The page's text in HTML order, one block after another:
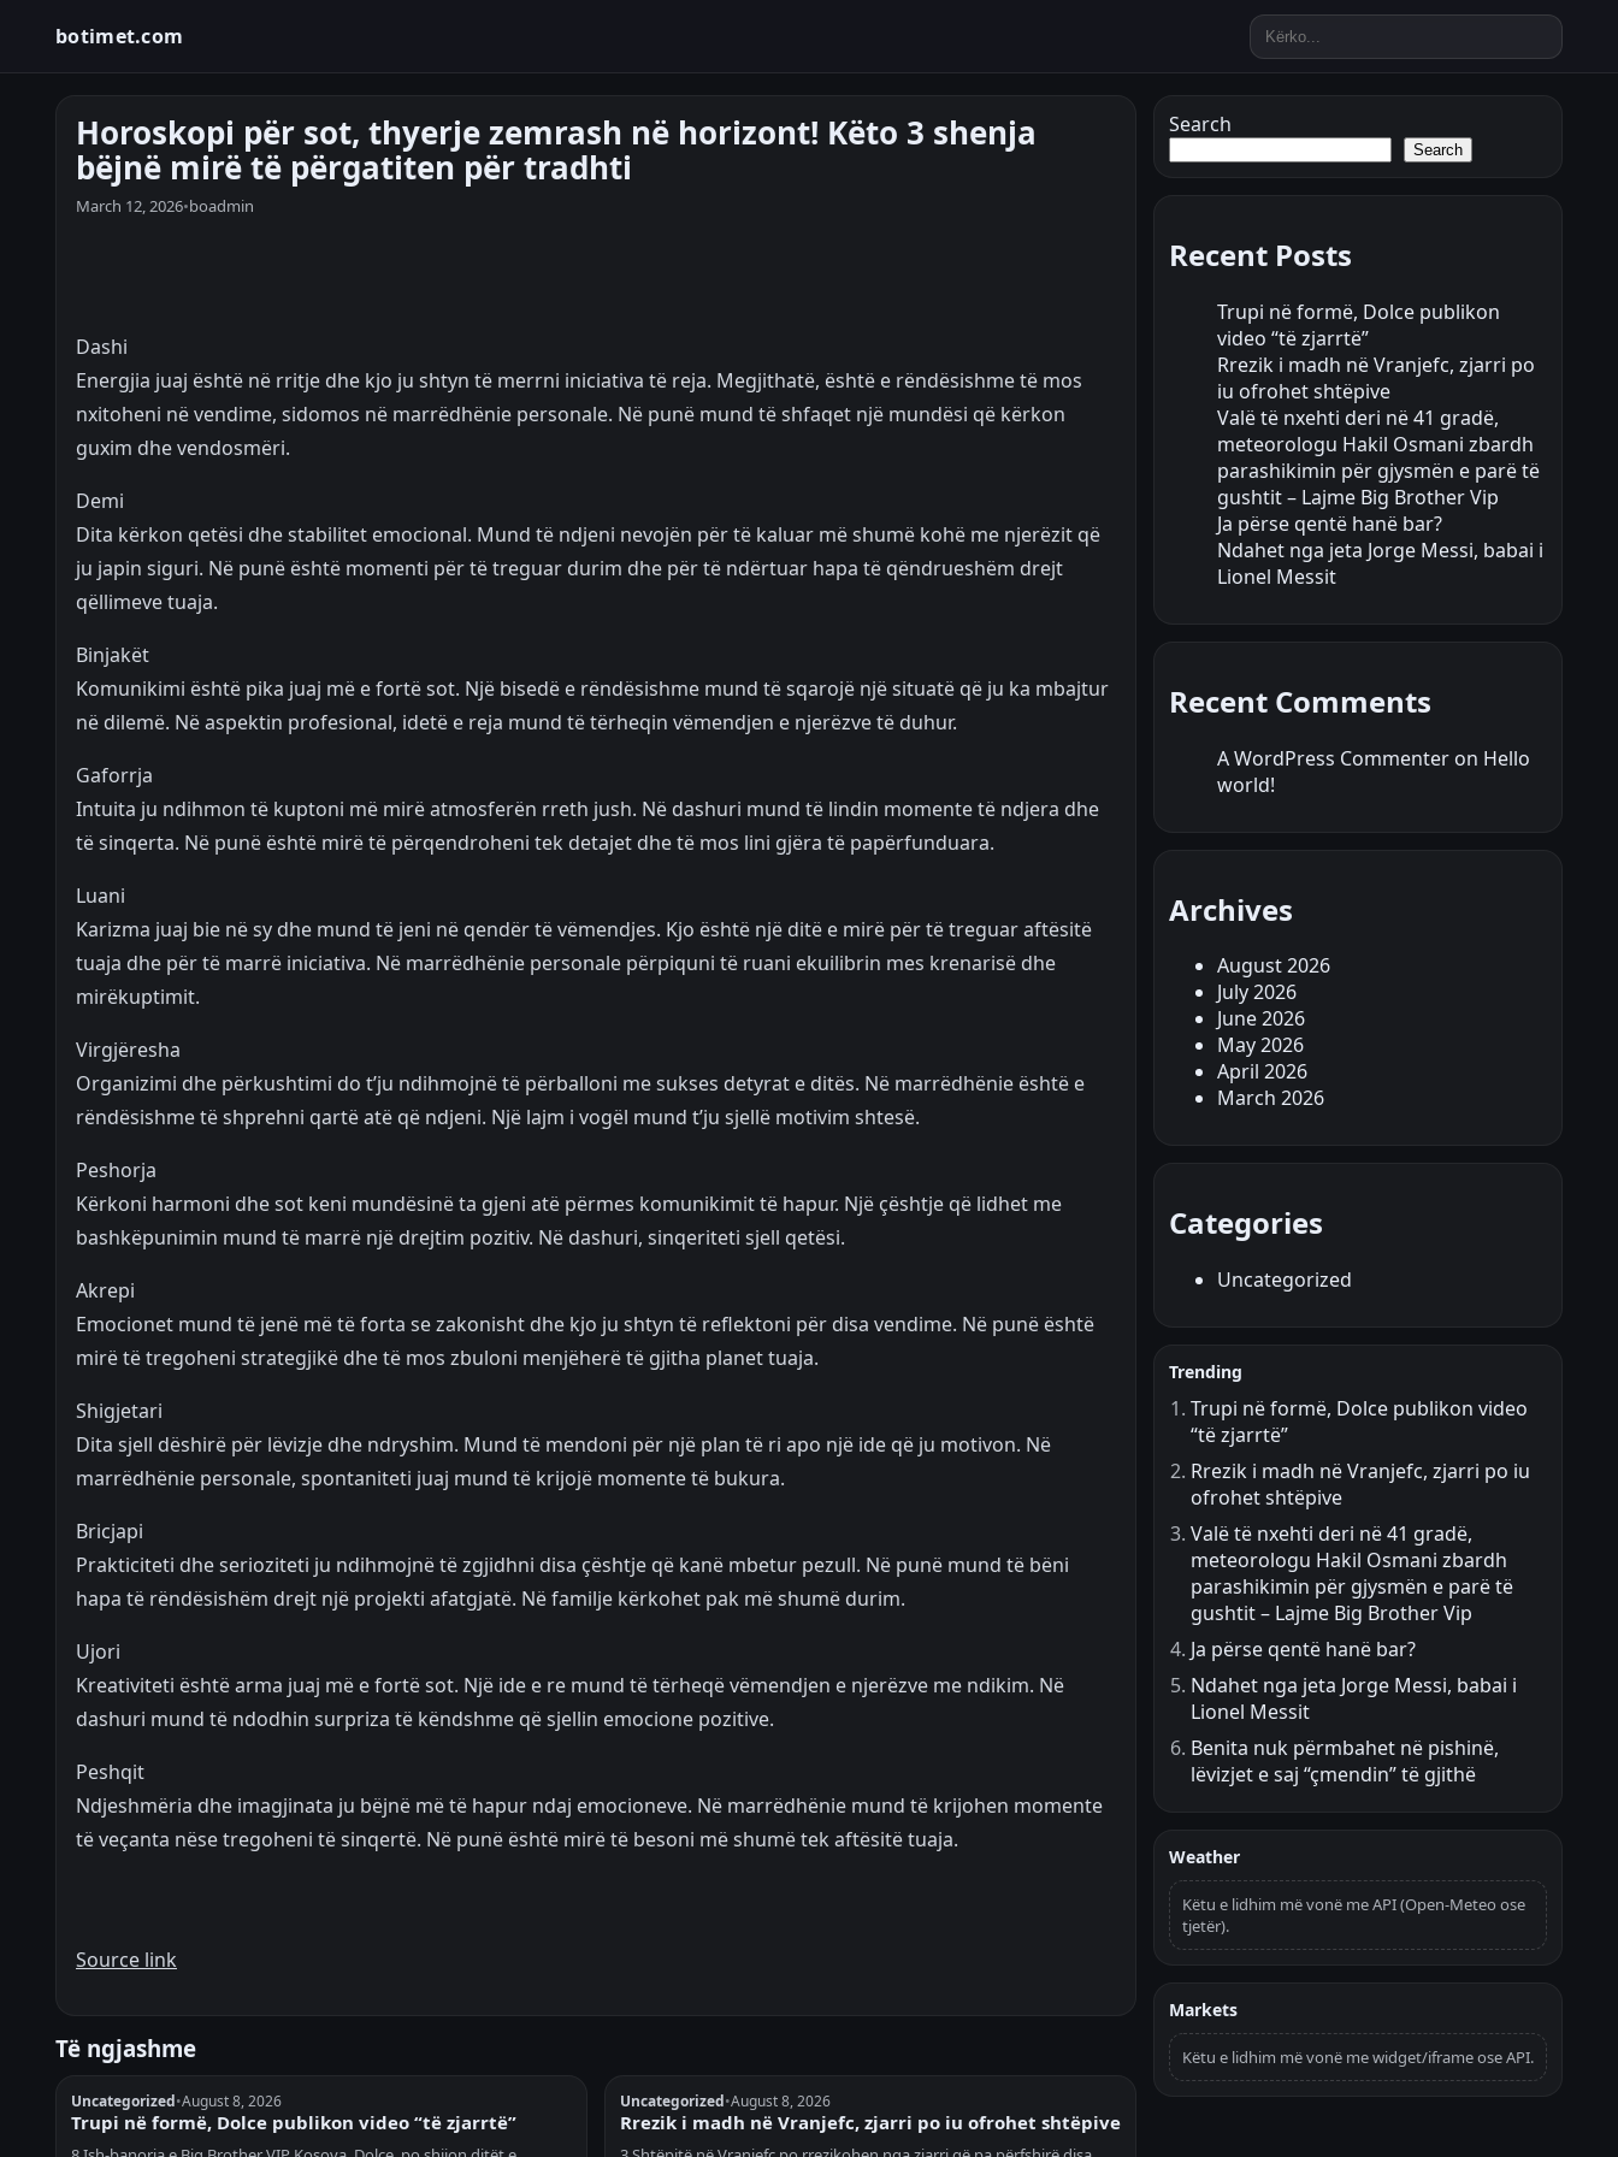
botimet.com
Horoskopi për sot, thyerje zemrash në horizont! Këto 3 shenja
bëjnë mirë të përgatiten për tradhti
March 12, 2026•boadmin
Dashi
Energjia juaj është në rritje dhe kjo ju shtyn të merrni iniciativa të reja. Megjithatë, është e rëndësishme të mos
nxitoheni në vendime, sidomos në marrëdhënie personale. Në punë mund të shfaqet një mundësi që kërkon
guxim dhe vendosmëri.
Demi
Dita kërkon qetësi dhe stabilitet emocional. Mund të ndjeni nevojën për të kaluar më shumë kohë me njerëzit që
ju japin siguri. Në punë është momenti për të treguar durim dhe për të ndërtuar hapa të qëndrueshëm drejt
qëllimeve tuaja.
Binjakët
Komunikimi është pika juaj më e fortë sot. Një bisedë e rëndësishme mund të sqarojë një situatë që ju ka mbajtur
në dilemë. Në aspektin profesional, idetë e reja mund të tërheqin vëmendjen e njerëzve të duhur.
Gaforrja
Intuita ju ndihmon të kuptoni më mirë atmosferën rreth jush. Në dashuri mund të lindin momente të ndjera dhe
të sinqerta. Në punë është mirë të përqendroheni tek detajet dhe të mos lini gjëra të papërfunduara.
Luani
Karizma juaj bie në sy dhe mund të jeni në qendër të vëmendjes. Kjo është një ditë e mirë për të treguar aftësitë
tuaja dhe për të marrë iniciativa. Në marrëdhënie personale përpiquni të ruani ekuilibrin mes krenarisë dhe
mirëkuptimit.
Virgjëresha
Organizimi dhe përkushtimi do t’ju ndihmojnë të përballoni me sukses detyrat e ditës. Në marrëdhënie është e
rëndësishme të shprehni qartë atë që ndjeni. Një lajm i vogël mund t’ju sjellë motivim shtesë.
Peshorja
Kërkoni harmoni dhe sot keni mundësinë ta gjeni atë përmes komunikimit të hapur. Një çështje që lidhet me
bashkëpunimin mund të marrë një drejtim pozitiv. Në dashuri, sinqeriteti sjell qetësi.
Akrepi
Emocionet mund të jenë më të forta se zakonisht dhe kjo ju shtyn të reflektoni për disa vendime. Në punë është
mirë të tregoheni strategjikë dhe të mos zbuloni menjëherë të gjitha planet tuaja.
Shigjetari
Dita sjell dëshirë për lëvizje dhe ndryshim. Mund të mendoni për një plan të ri apo një ide që ju motivon. Në
marrëdhënie personale, spontaniteti juaj mund të krijojë momente të bukura.
Bricjapi
Prakticiteti dhe serioziteti ju ndihmojnë të zgjidhni disa çështje që kanë mbetur pezull. Në punë mund të bëni
hapa të rëndësishëm drejt një projekti afatgjatë. Në familje kërkohet pak më shumë durim.
Ujori
Kreativiteti është arma juaj më e fortë sot. Një ide e re mund të tërheqë vëmendjen e njerëzve me ndikim. Në
dashuri mund të ndodhin surpriza të këndshme që sjellin emocione pozitive.
Peshqit
Ndjeshmëria dhe imagjinata ju bëjnë më të hapur ndaj emocioneve. Në marrëdhënie mund të krijohen momente
të veçanta nëse tregoheni të sinqertë. Në punë është mirë të besoni më shumë tek aftësitë tuaja.
Source link
Të ngjashme
Uncategorized•August 8, 2026
Trupi në formë, Dolce publikon video “të zjarrtë”
Uncategorized•August 8, 2026
Rrezik i madh në Vranjefc, zjarri po iu ofrohet shtëpive
Search
Search
Recent Posts
Trupi në formë, Dolce publikon
video “të zjarrtë”
Rrezik i madh në Vranjefc, zjarri po
iu ofrohet shtëpive
Valë të nxehti deri në 41 gradë,
meteorologu Hakil Osmani zbardh
parashikimin për gjysmën e parë të
gushtit – Lajme Big Brother Vip
Ja përse qentë hanë bar?
Ndahet nga jeta Jorge Messi, babai i
Lionel Messit
Recent Comments
A WordPress Commenter on Hello
world!
Archives
August 2026
July 2026
June 2026
May 2026
April 2026
March 2026
Categories
Uncategorized
Trending
Trupi në formë, Dolce publikon video
“të zjarrtë”
Rrezik i madh në Vranjefc, zjarri po iu
ofrohet shtëpive
Valë të nxehti deri në 41 gradë,
meteorologu Hakil Osmani zbardh
parashikimin për gjysmën e parë të
gushtit – Lajme Big Brother Vip
Ja përse qentë hanë bar?
Ndahet nga jeta Jorge Messi, babai i
Lionel Messit
Benita nuk përmbahet në pishinë,
lëvizjet e saj “çmendin” të gjithë
Weather
Këtu e lidhim më vonë me API (Open-Meteo ose
tjetër).
Markets
Këtu e lidhim më vonë me widget/iframe ose API.